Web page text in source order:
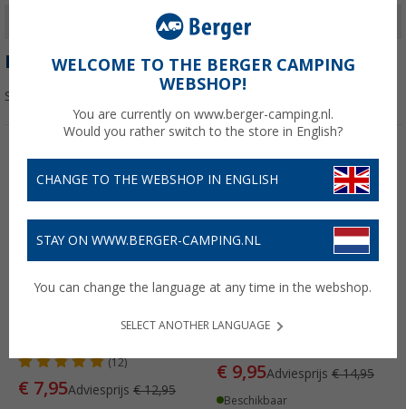
FILTER WEERGEVEN
BOCKSTIEGEL
Sorteren:
-38%
waterschoenen voor
(12)
€ 7,95Adviesprijs € 12,95
-33%
neopreenslipper Sylt
€ 9,95Adviesprijs € 14,95
Beschikbaar
WELCOME TO THE BERGER CAMPING
WEBSHOP!
You are currently on www.berger-camping.nl.
Would you rather switch to the store in English?
CHANGE TO THE WEBSHOP IN ENGLISH
STAY ON WWW.BERGER-CAMPING.NL
You can change the language at any time in the webshop.
SELECT ANOTHER LANGUAGE